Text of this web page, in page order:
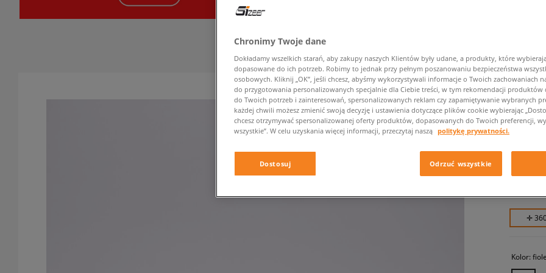
męskie,
✛
Kolor:
Chronimy Twoje dane
Dokładamy wszelkich starań, aby zakupy naszych Klientów były udane, a produkty, które
dopasowane do ich potrzeb. Robimy to jednak przy pełnym poszanowaniu bezpieczeństwa
osobowych. Kliknij „OK”, jeśli chcesz, abyśmy wykorzystywali informacje o Twoich zachowaniach
do przygotowania personalizowanych specjalnie dla Ciebie treści, w tym rekomendacji produktów
do Twoich potrzeb i zainteresowań, spersonalizowanych reklam czy zapamiętywanie wybranych
każdej chwili możesz zmienić swoją decyzję i ustawienia dotyczące plików cookie wybierając
chcesz otrzymywać spersonalizowanej oferty produktów, dopasowanych do Twoich preferencji,
wszystkie”. W celu uzyskania więcej informacji, przeczytaj naszą politykę prywatności.
Dostosuj Odrzuć wszystkie